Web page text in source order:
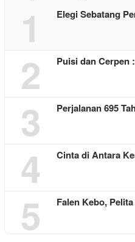
1 Elegi Sebatang
2 Puisi dan Cerpen
3 Perjalanan 695
4 Cinta di Antara
5 Falen Kebo,